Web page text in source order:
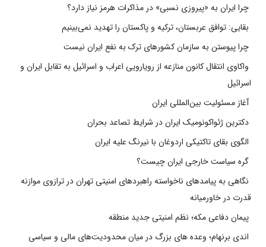
چرا ایران به «پیروزی نسبی» در مذاکرات هرمز نیاز دارد؟
بقایی: توافق عربستان، ترکیه و پاکستان را تهدید نمی‌بینیم
چرا پیوستن به سازمان کشورهای ترک به نفع ایران نیست
واکاوی انتقال کانون منازعه از رویارویی اعراب و اسرائیل به تقابل ایران و
اسرائیل
آغاز مسئولیت بین‌المللی ایران
دکترین ژئواکونومیک ایران در شرایط تصاعد بحران
الگوی بقای تاکتیکی اردوغان با نیرنگ علیه ایران
گره سیاست خارجی ایران چیست؟
نگاهی به پیامدهای ناخواسته راهبردهای امنیتی تهران در ترازوی موازنه
قدرت در خاورمیانه
پیمان دفاعی مکه؛ نظم امنیتی جدید منطقه
اندی برنهام؛ وعده های بزرگ در میان محدودیت‌های مالی و سیاسی